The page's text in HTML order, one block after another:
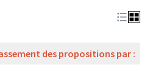
des propositions par :